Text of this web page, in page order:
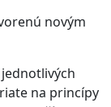
novým
na princípy